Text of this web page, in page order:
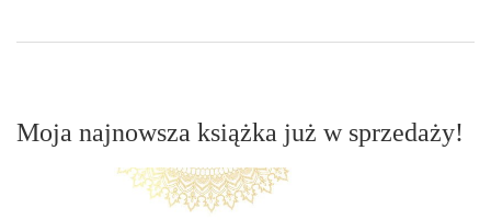
Moja najnowsza książka już w sprzedaży!